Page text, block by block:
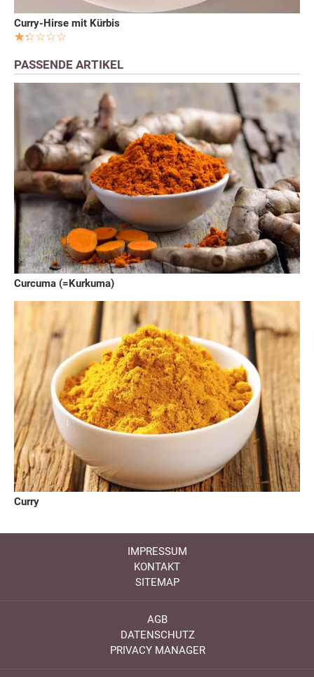
Curry-Hirse mit Kürbis
PASSENDE ARTIKEL
Curcuma (=Kurkuma)
Curry
IMPRESSUM
KONTAKT
SITEMAP
AGB
DATENSCHUTZ
PRIVACY MANAGER